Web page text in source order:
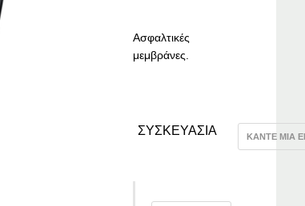
Ασφαλτικές
μεμβράνες.
ΣΥΣΚΕΥΑΣΙΑ